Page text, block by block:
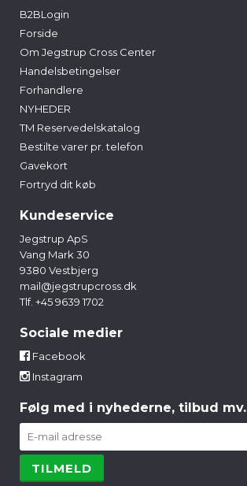
B2BLogin
Forside
Om Jegstrup Cross Center
Handelsbetingelser
Forhandlere
NYHEDER
TM Reservedelskatalog
Bestilte varer pr. telefon
Gavekort
Fortryd dit køb
Kundeservice
Jegstrup ApS
Vang Mark 30
9380 Vestbjerg
mail@jegstrupcross.dk
Tlf. +45 9639 1702
Sociale medier
Facebook
Instagram
Følg med i nyhederne, tilbud mv.